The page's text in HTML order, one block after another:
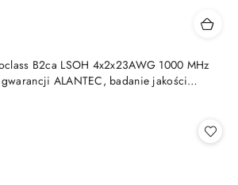
B2ca LSOH 4x2x23AWG 1000 MHz
ALANTEC, badanie jakości